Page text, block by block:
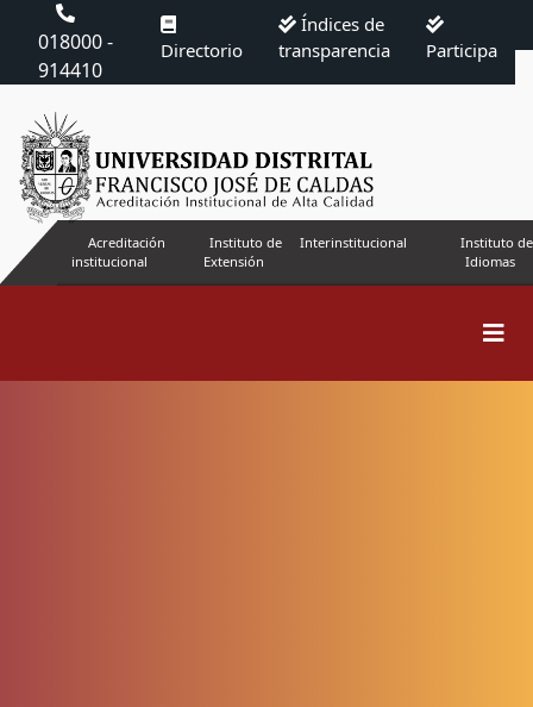
018000 -
914410
Directorio
Índices de
transparencia
Participa
Acreditación
institucional
Instituto de
Extensión
Interinstitucional
Instituto de
Idiomas